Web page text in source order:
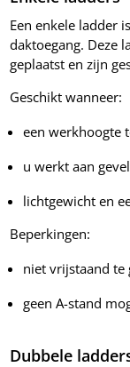
Een enkele ladder
daktoegang. Deze
geplaatst en zijn
Geschikt wanneer:
een werkhoogte
u werkt aan
lichtgewicht en
Beperkingen:
niet vrijstaand te
geen A-stand
Dubbele